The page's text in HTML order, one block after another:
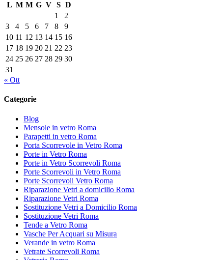
L M M G V S D
1
2
3
4 5 6 7 8
9
10 11 12 13 14 15 16
17 18 19 20 21 22 23
24 25 26 27 28 29 30
31
« Ott
Categorie
Blog
Mensole in vetro Roma
Parapetti in vetro Roma
Porta Scorrevole in Vetro Roma
Porte in Vetro Roma
Porte in Vetro Scorrevoli Roma
Porte Scorrevoli in Vetro Roma
Porte Scorrevoli Vetro Roma
Riparazione Vetri a domicilio Roma
Riparazione Vetri Roma
Sostituzione Vetri a Domicilio Roma
Sostituzione Vetri Roma
Tende a Vetro Roma
Vasche Per Acquari su Misura
Verande in vetro Roma
Vetrate Scorrevoli Roma